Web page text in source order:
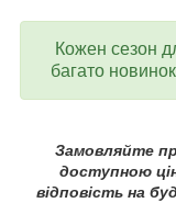
Кожен сезон
багато
Замовляйте
доступною
відповість на